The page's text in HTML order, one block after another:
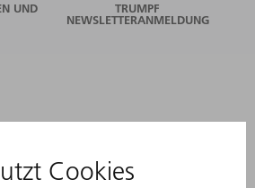
UND
TRUMPF
NEWSLETTERANMELDUNG